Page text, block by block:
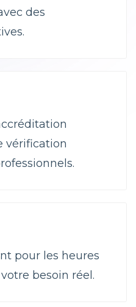
des
vérification
pour les heures
besoin réel.